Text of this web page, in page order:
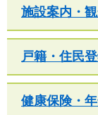
施設案内・
戸籍・住民
健康保険・